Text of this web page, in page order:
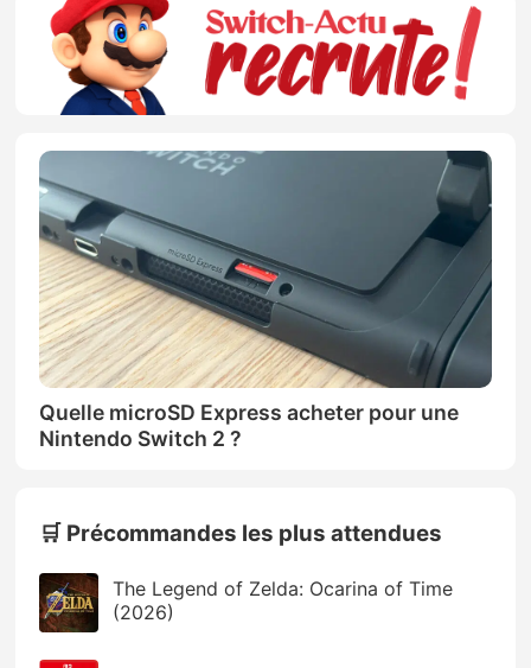
Quelle microSD Express acheter pour une
Nintendo Switch 2 ?
🛒 Précommandes les plus attendues
The Legend of Zelda: Ocarina of Time
(2026)